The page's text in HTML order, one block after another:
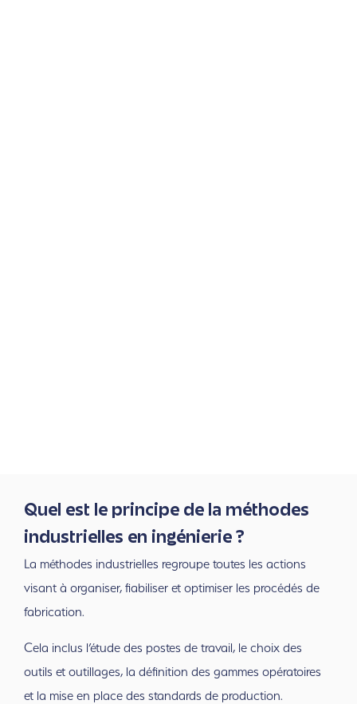
Quel est le principe de la méthodes
industrielles en ingénierie ?
La méthodes industrielles regroupe toutes les actions
visant à organiser, fiabiliser et optimiser les procédés de
fabrication.
Cela inclus l’étude des postes de travail, le choix des
outils et outillages, la définition des gammes opératoires
et la mise en place des standards de production.